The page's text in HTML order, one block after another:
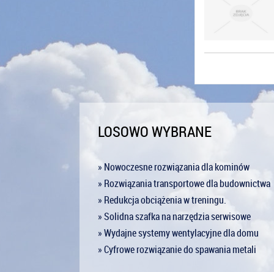
LOSOWO WYBRANE
» Nowoczesne rozwiązania dla kominów
» Rozwiązania transportowe dla budownictwa
» Redukcja obciążenia w treningu.
» Solidna szafka na narzędzia serwisowe
» Wydajne systemy wentylacyjne dla domu
» Cyfrowe rozwiązanie do spawania metali